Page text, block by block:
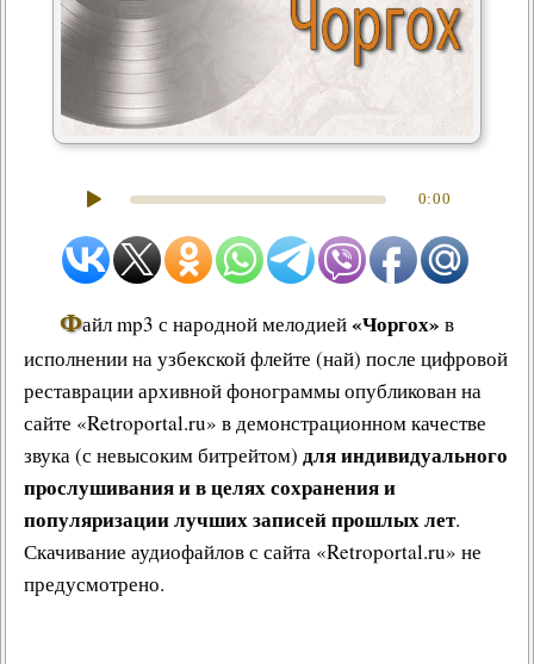
0:00
Файл mp3 с народной мелодией«Чоргох» в
исполнении на узбекской флейте (най) после цифровой
реставрации архивной фонограммы опубликован на
сайте «Retroportal.ru» в демонстрационном качестве
звука (с невысоким битрейтом) для индивидуального
прослушивания и в целях сохранения и
популяризации лучших записей прошлых лет.
Скачивание аудиофайлов с сайта «Retroportal.ru» не
предусмотрено.